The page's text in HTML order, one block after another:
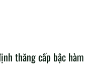
thăng cấp bậc hàm